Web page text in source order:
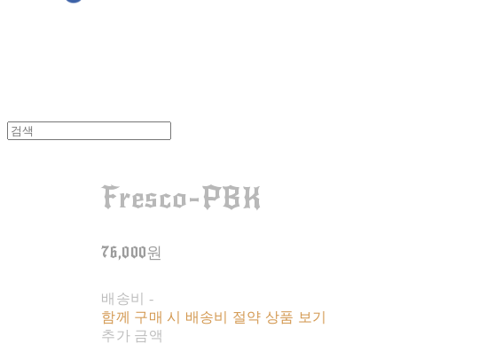
Fresco-PBK
76,000원
배송비 -
함께 구매 시 배송비 절약 상품 보기
추가 금액